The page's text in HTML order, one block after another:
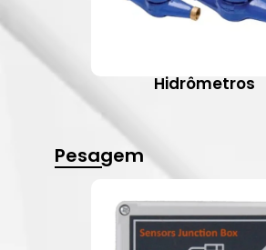
Hidrômetros
Pesagem